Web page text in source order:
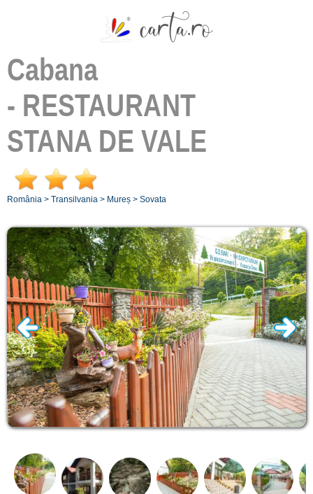
Cabana
- RESTAURANT
STANA DE VALE
România > Transilvania > Mureș > Sovata